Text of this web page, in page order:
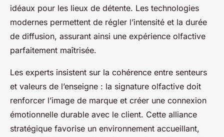
idéaux pour les lieux de détente. Les technologies
modernes permettent de régler l’intensité et la durée
de diffusion, assurant ainsi une expérience olfactive
parfaitement maîtrisée.
Les experts insistent sur la cohérence entre senteurs
et valeurs de l’enseigne : la signature olfactive doit
renforcer l’image de marque et créer une connexion
émotionnelle durable avec le client. Cette alliance
stratégique favorise un environnement accueillant,